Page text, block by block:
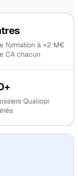
formation à +2 M€
CA chacun
Qualiopi